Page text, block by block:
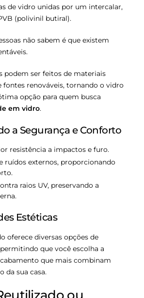
de vidro unidas por um intercalar,
(polivinil butiral).
não sabem é que existem
podem ser feitos de materiais
fontes renováveis, tornando o vidro
opção para quem busca
em vidro.
a Segurança e Conforto
resistência a impactos e furo.
ruídos externos, proporcionando
raios UV, preservando a
Estéticas
oferece diversas opções de
que você escolha a
que mais combinam
da sua casa.